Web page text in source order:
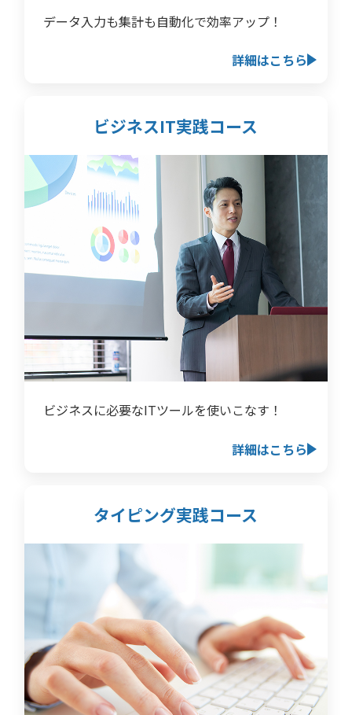
データ入力も集計も自動化で効率アップ！
詳細はこちら
ビジネスIT実践コース
ビジネスに必要なITツールを使いこなす！
詳細はこちら
タイピング実践コース